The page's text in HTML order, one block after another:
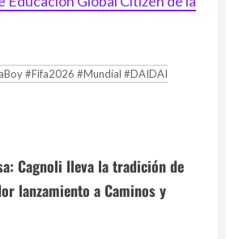
#Fifa2026 #Mundial #DAIDAI
Cagnoli lleva la tradición de
lanzamiento a Caminos y